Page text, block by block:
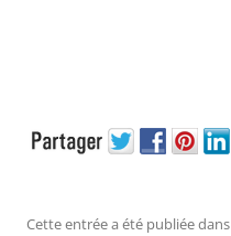
Cette entrée a été publiée dans